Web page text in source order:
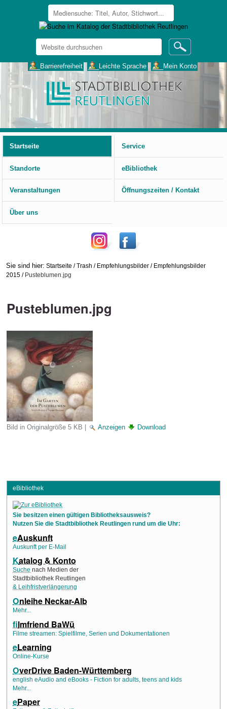
Website
durchsuchen
___Barrierefreiheit ___Leichte Sprache ___Mein Konto
Startseite
Service
Standorte eBibliothek
Veranstaltungen Öffnungszeiten / Kontakt
Über uns
Sie sind hier: Startseite /Trash / Empfehlungsbilder / Empfehlungsbilder
2015 / Pusteblumen.jpg
Pusteblumen.jpg
Bild in Originalgröße 5 KB | Anzeigen Download
eBibliothek
Sie besitzen einen gültigen Bibliotheksausweis?
Nutzen Sie die Stadtbibliothek Reutlingen rund um die Uhr:
eAuskunft
Auskunft per E-Mail
Katalog & Konto
Suche nach Medien der
Stadtbibliothek Reutlingen
& Leihfristverlängerung
Onleihe Neckar-Alb
Mehr...
filmfriend BaWü
Filme streamen: Spielfilme, Serien und Dokumentationen
eLearning
Online-Kurse
OverDrive Baden-Württemberg
english eAudio and eBooks - Fiction for adults, teens and kids
Mehr...
ePaper